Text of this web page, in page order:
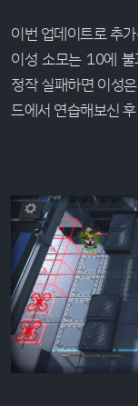
이번 업데이트로 추
이성 소모는 10에
정작 실패하면 이성
드에서 연습해보신